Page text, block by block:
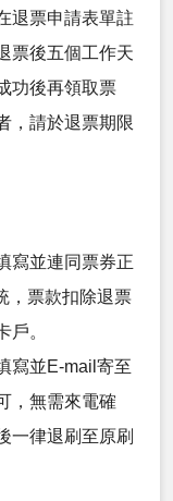
退票申請表單註
票後五個工作天
功後再領取票
，請於退票期限
寫並連同票券正
，票款扣除退票
戶。
寫並E-mail寄至
，無需來電確
一律退刷至原刷